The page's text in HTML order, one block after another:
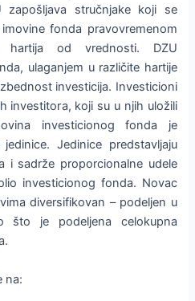
zapošljava stručnjake koji se
fonda pravovremenom
hartija od vrednosti. DZU
ulaganjem u različite hartije
investicija. Investicioni
investitora, koji su u njih uložili
investicionog fonda je
Jedinice predstavljaju
i sadrže proporcionalne udele
investicionog fonda. Novac
diversifikovan – podeljen u
što je podeljena celokupna
na: